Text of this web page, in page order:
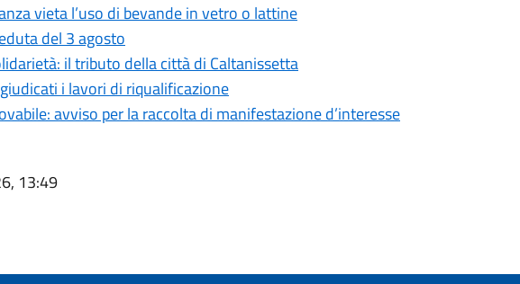
vieta l’uso di bevande in vetro o lattine
del 3 agosto
il tributo della città di Caltanissetta
i lavori di riqualificazione
avviso per la raccolta di manifestazione d’interesse
13:49